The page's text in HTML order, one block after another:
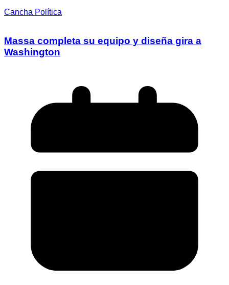
Cancha Política
Massa completa su equipo y diseña gira a
Washington